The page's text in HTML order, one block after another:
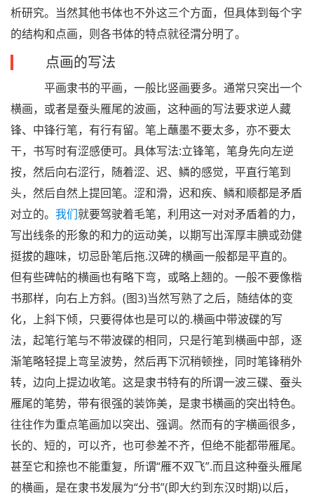
析研究。当然其他书体也不外这三个方面，但具体到每个字
的结构和点画，则各书体的特点就径渭分明了。
点画的写法
平画隶书的平画，一般比竖画要多。通常只突出一个
横画，或者是蚕头雁尾的波画，这种画的写法要求逆人藏
锋、中锋行笔，有行有留。笔上蘸墨不要太多，亦不要太
干，书写时有涩感便可。具体写法:立锋笔，笔身先向左逆
按，然后向右涩行，随着涩、迟、鳞的感觉，平直行笔到
头，然后自然上提回笔。涩和滑，迟和疾、鳞和顺都是矛盾
对立的。 我们就要驾驶着毛笔，利用这一对对矛盾着的力，
写出线条的形象的和力的运动美，以期写出浑厚丰腆或劲健
挺拔的趣味，切忌卧笔后拖.汉碑的横画一般都是平直的。
但有些碑帖的横画也有略下弯，或略上翘的。一般不要像楷
书那样，向右上方斜。(图3)当然写熟了之后，随结体的变
化，上斜下倾，只要得体也是可以的.横画中带波碟的写
法，起笔行笔与不带波碟的相同，只是行笔到横画中部，逐
渐笔略轻提上弯呈波势，然后再下沉稍顿挫，同时笔锋稍外
转，边向上提边收笔。这是隶书特有的所谓一波三碟、蚕头
雁尾的笔势，带有很强的装饰美，是隶书横画的突出特色。
往往作为重点笔画加以突出、强调。然而有的字横画很多，
长的、短的，可以齐，也可参差不齐，但绝不能都带雁尾。
甚至它和捺也不能重复，所谓“雁不双飞”.而且这种蚕头雁尾
的横画，是在隶书发展为“分书”(即大约到东汉时期)以后，